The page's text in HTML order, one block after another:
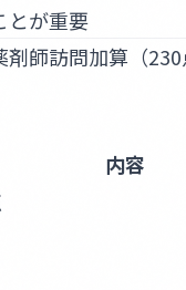
とが重要
剤師訪問加算（
内容